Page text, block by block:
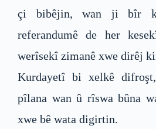
çi bibêjin, wan ji bîr
referandumê de her
werîsekî zimanê xwe dirêj
Kurdayetî bi xelkê
pîlana wan û rîswa bûna
xwe bê wata digirtin.